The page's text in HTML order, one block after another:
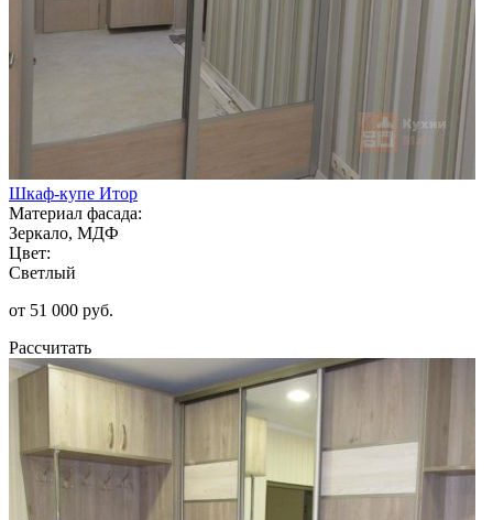
Шкаф-купе Итор
Материал фасада:
Зеркало, МДФ
Цвет:
Светлый
от 51 000 руб.
Рассчитать